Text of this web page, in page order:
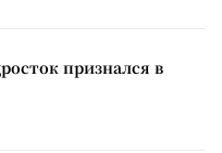
признался в